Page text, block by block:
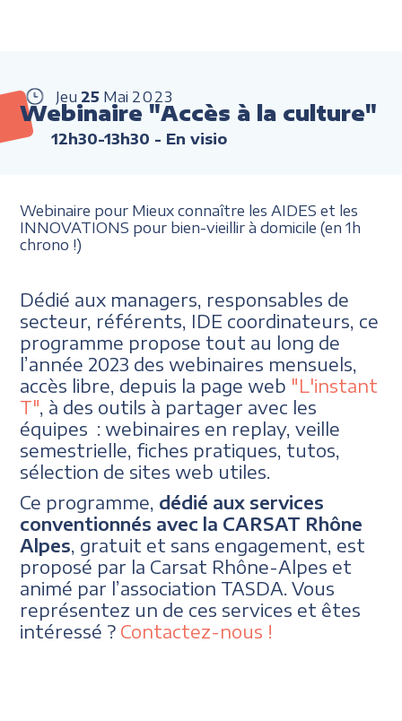
Jeu 25 Mai 2023
Webinaire "Accès à la culture"
12h30-13h30 - En visio
Webinaire pour Mieux connaître les AIDES et les
INNOVATIONS pour bien-vieillir à domicile (en 1h
chrono !)
Dédié aux managers, responsables de
secteur, référents, IDE coordinateurs, ce
programme propose tout au long de
l’année 2023 des webinaires mensuels,
accès libre, depuis la page web "L'instant
T" , à des outils à partager avec les
équipes : webinaires en replay, veille
semestrielle, fiches pratiques, tutos,
sélection de sites web utiles.
Ce programme, dédié aux services
conventionnés avec la CARSAT Rhône
Alpes , gratuit et sans engagement, est
proposé par la Carsat Rhône-Alpes et
animé par l’association TASDA. Vous
représentez un de ces services et êtes
intéressé ? Contactez-nous !